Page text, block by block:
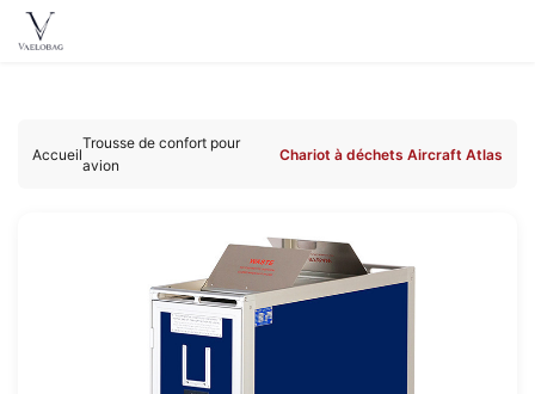
principal
Vaelobag
Accueil
Trousse de confort pour
avion
Chariot à déchets Aircraft Atlas